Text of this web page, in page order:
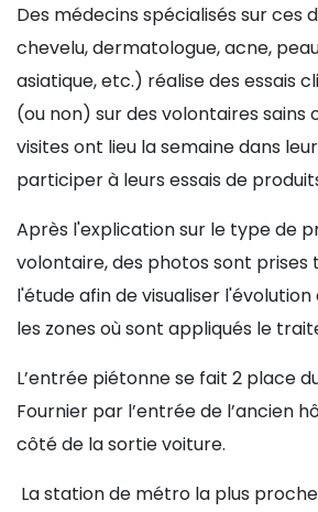
Des médecins spécialisés sur ces
chevelu, dermatologue, acne,
asiatique, etc.) réalise des essais
(ou non) sur des volontaires sains
visites ont lieu la semaine dans
participer à leurs essais de
Après l'explication sur le type de
volontaire, des photos sont prises
l'étude afin de visualiser
les zones où sont appliqués le
L’entrée piétonne se fait 2 place
Fournier par l’entrée de l’ancien
côté de la sortie voiture.
La station de métro la plus